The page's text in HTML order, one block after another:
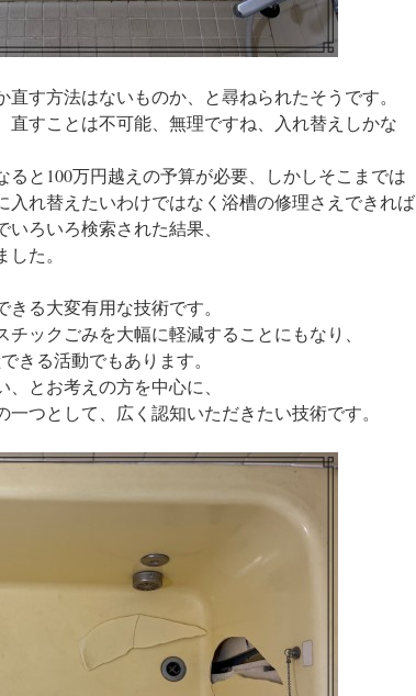
す方法はないものか、と尋ねられたそうです。
直すことは不可能、無理ですね、入れ替えしかな
と100万円越えの予算が必要、しかしそこまでは
入れ替えたいわけではなく浴槽の修理さえできれば
ろいろ検索された結果、
た。
る大変有用な技術です。
ックごみを大幅に軽減することにもなり、
きる活動でもあります。
とお考えの方を中心に、
つとして、広く認知いただきたい技術です。